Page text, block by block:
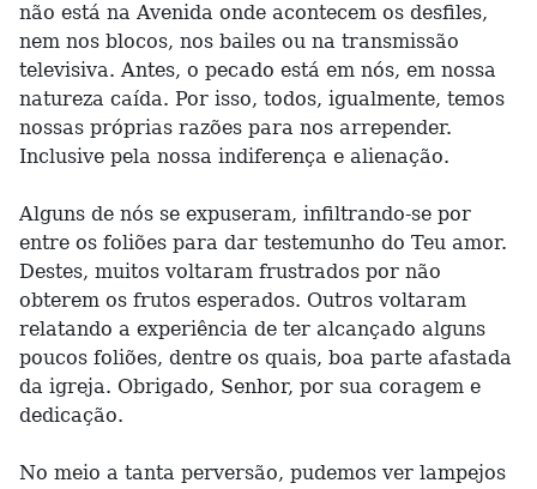
não está na Avenida onde acontecem os desfiles,
nem nos blocos, nos bailes ou na transmissão
televisiva. Antes, o pecado está em nós, em nossa
natureza caída. Por isso, todos, igualmente, temos
nossas próprias razões para nos arrepender.
Inclusive pela nossa indiferença e alienação.
Alguns de nós se expuseram, infiltrando-se por
entre os foliões para dar testemunho do Teu amor.
Destes, muitos voltaram frustrados por não
obterem os frutos esperados. Outros voltaram
relatando a experiência de ter alcançado alguns
poucos foliões, dentre os quais, boa parte afastada
da igreja. Obrigado, Senhor, por sua coragem e
dedicação.
No meio a tanta perversão, pudemos ver lampejos